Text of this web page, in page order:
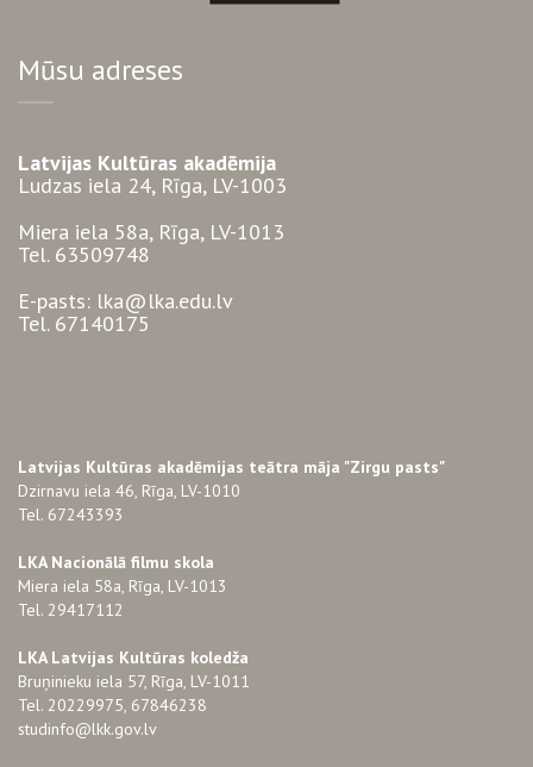
Mūsu adreses
Latvijas Kultūras akadēmija
Ludzas iela 24, Rīga, LV-1003
Miera iela 58a, Rīga, LV-1013
Tel. 63509748
E-pasts: lka@lka.edu.lv
Tel. 67140175
Latvijas Kultūras akadēmijas teātra māja "Zirgu pasts"
Dzirnavu iela 46, Rīga, LV-1010
Tel. 67243393
LKA Nacionālā filmu skola
Miera iela 58a, Rīga, LV-1013
Tel. 29417112
LKA Latvijas Kultūras koledža
Bruņinieku iela 57, Rīga, LV-1011
Tel. 20229975, 67846238
studinfo@lkk.gov.lv